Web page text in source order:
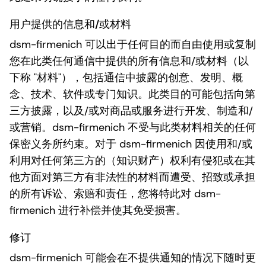
用户提供的信息和/或材料
dsm-firmenich 可以出于任何目的而自由使用或复制
您在此类任何通信中提供的所有信息和/或材料（以
下称 "材料"），包括通信中披露的创意、发明、概
念、技术、软件或专门知识。此类目的可能包括向第
三方披露，以及/或对商品或服务进行开发、制造和/
或营销。dsm-firmenich 不受与此类材料相关的任何
保密义务所约束。对于 dsm-firmenich 因使用和/或
利用对任何第三方的（知识财产）权利有侵犯或在其
他方面对第三方有非法性的材料而遭受、招致或承担
的所有诉讼、索赔和责任，您将特此对 dsm-
firmenich 进行补偿并使其免受损害。
修订
dsm-firmenich 可能会在不提供通知的情况下随时更